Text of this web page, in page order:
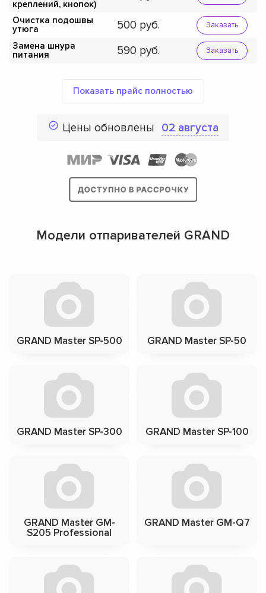
креплений, кнопок)
Очистка подошвы
утюга
500 Заказать
Замена шнура
питания
590 Заказать
Показать прайс полностью
Цены обновлены 02 августа
Модели отпаривателей GRAND
GRAND Master SP-500 GRAND Master SP-50
GRAND Master SP-300 GRAND Master SP-100
GRAND Master GM-
S205 Professional
GRAND Master GM-Q7